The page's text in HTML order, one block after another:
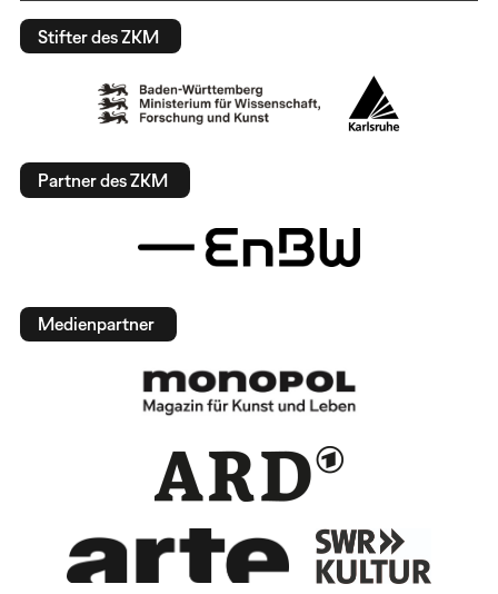
Stifter des ZKM
Partner des ZKM
Medienpartner